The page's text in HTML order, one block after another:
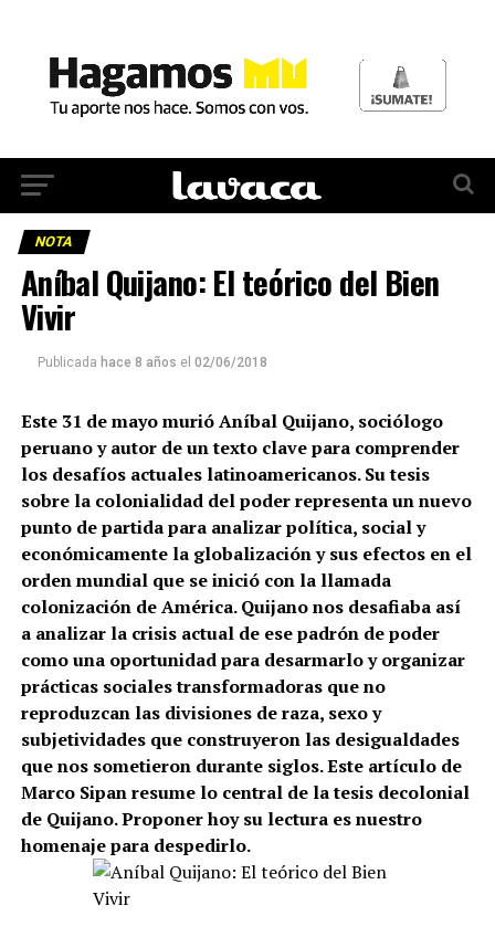
NOTA
Aníbal Quijano: El teórico del Bien
Vivir
Publicada hace 8 años el 02/06/2018
Este 31 de mayo murió Aníbal Quijano, sociólogo
peruano y autor de un texto clave para comprender
los desafíos actuales latinoamericanos. Su tesis
sobre la colonialidad del poder representa un nuevo
punto de partida para analizar política, social y
económicamente la globalización y sus efectos en el
orden mundial que se inició con la llamada
colonización de América. Quijano nos desafiaba así
a analizar la crisis actual de ese padrón de poder
como una oportunidad para desarmarlo y organizar
prácticas sociales transformadoras que no
reproduzcan las divisiones de raza, sexo y
subjetividades que construyeron las desigualdades
que nos sometieron durante siglos. Este artículo de
Marco Sipan resume lo central de la tesis decolonial
de Quijano. Proponer hoy su lectura es nuestro
homenaje para despedirlo.